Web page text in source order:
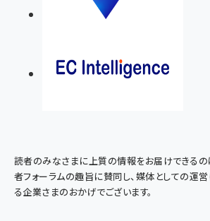
読者のみなさまに上質の情報をお届けできるの
者フォーラムの趣旨に賛同し、媒体としての運
る企業さまのおかげでございます。